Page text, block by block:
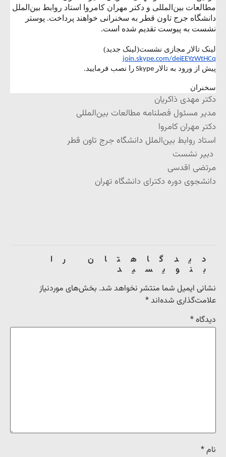
مطالعات بین‌المللی و دکتر مهران کامروا استاد روابط بین‌الملل
دانشگاه جرج تاون قطر به سخنرانی خواهند پرداخت. پوستر
نشست به پیوست تقدیم شده است.
لینک تالار مجازی نشست(لینک جدید)
join.skype.com/deiEEYzWtHCq
پیش از ورود به تالار Skype را نصب فرمایید.
سخنران
دکتر مهدی ذاکریان
مدیر مسئول فصلنامه مطالعات بین‌المللی
دکتر مهران کامروا
استاد روابط بین‌الملل دانشگاه جرج تاون قطر
دبیر نشست
مرتضی اقدسی
دانشجوی دوره دکترای دانشگاه تهران
دیدگاهتان را
بنویسید
نشانی ایمیل شما منتشر نخواهد شد. بخش‌های موردنیاز
علامت‌گذاری شده‌اند*
دیدگاه*
نام*